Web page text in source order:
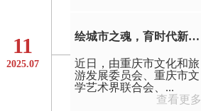
11
2025.07
绘城市之魂，育时代新人——张杰油画艺术展公教活动回顾
近日，由重庆市文化和旅
游发展委员会、重庆市文
学艺术界联合会、...
查看更多